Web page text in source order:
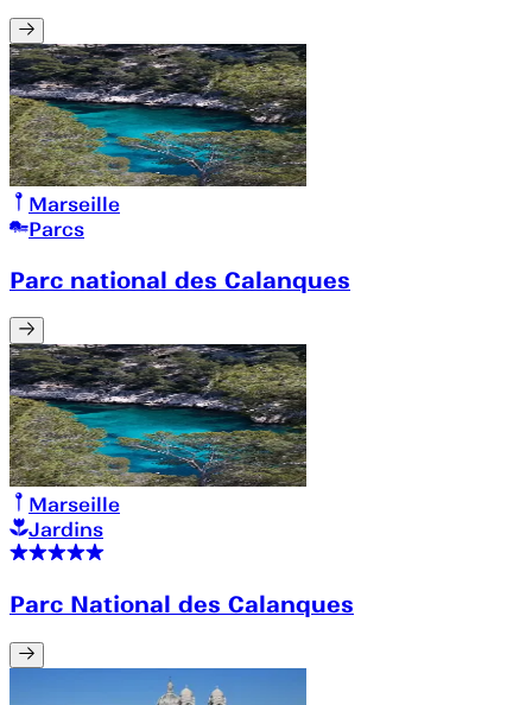
Marseille
Parcs
Parc national des Calanques
Marseille
Jardins
Parc National des Calanques